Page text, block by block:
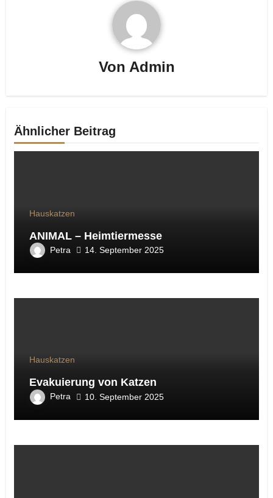
Von Admin
Ähnlicher Beitrag
Hauskatzen
ANIMAL – Heimtiermesse
Petra 14. September 2025
Hauskatzen
Evakuierung von Katzen
Petra 10. September 2025